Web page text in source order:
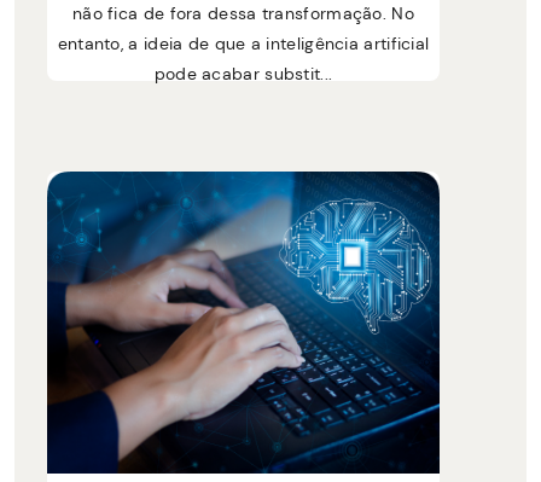
não fica de fora dessa transformação. No
entanto, a ideia de que a inteligência artificial
pode acabar substit...